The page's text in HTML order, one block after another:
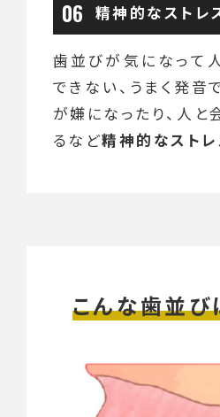
精神的なストレ
歯並びが気になって
できない、うまく発音
が嫌になったり、人と
るなど精神的なストレ
こんな歯並び